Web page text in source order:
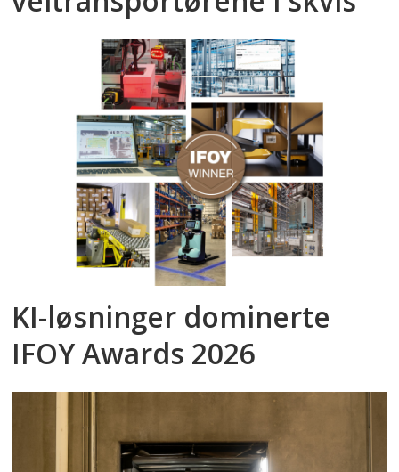
KI-løsninger dominerte
IFOY Awards 2026